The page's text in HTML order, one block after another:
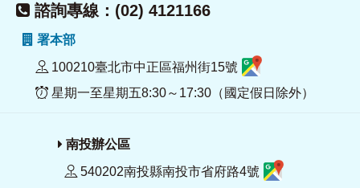
諮詢專線：(02) 4121166
署本部
100210臺北市中正區福州街15號
星期一至星期五8:30～17:30（國定假日除外）
南投辦公區
540202南投縣南投市省府路4號